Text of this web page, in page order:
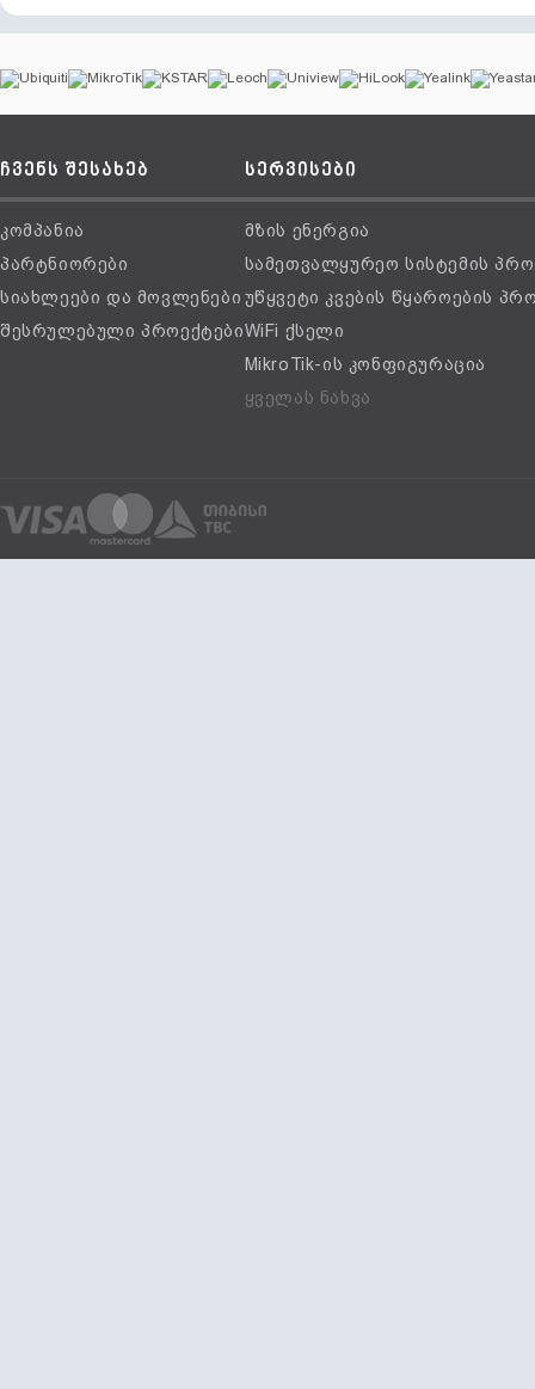
ჩვენს შესახებ
კომპანია
პარტნიორები
სიახლეები და მოვლენები
შესრულებული პროექტები
სერვისები
მზის ენერგია
სამეთვალყურეო სისტემის
უწყვეტი კვების წყაროების
WiFi ქსელი
MikroTik-ის კონფიგურაცია
ყველას ნახვა